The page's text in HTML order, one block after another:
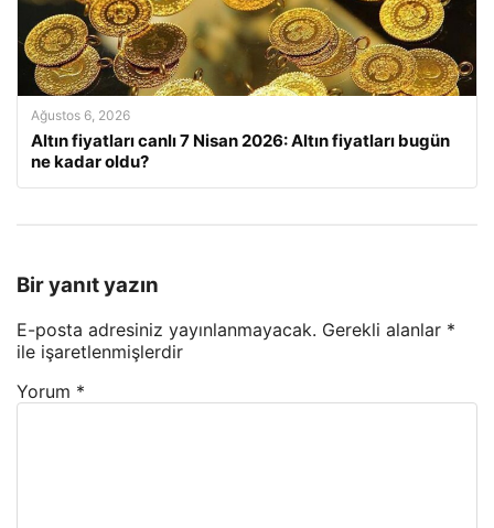
Ağustos 6, 2026
Altın fiyatları canlı 7 Nisan 2026: Altın fiyatları bugün
ne kadar oldu?
Bir yanıt yazın
E-posta adresiniz yayınlanmayacak. Gerekli alanlar *
ile işaretlenmişlerdir
Yorum *